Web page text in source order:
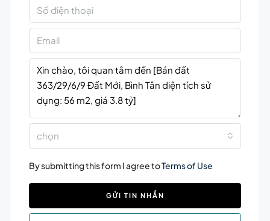
chọn
By submitting this form I agree toTerms of Use
GỬI TIN NHẮN